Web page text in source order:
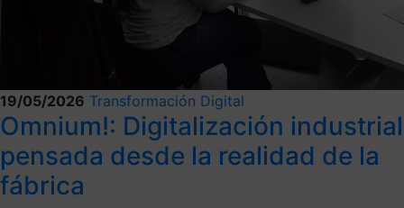
19/05/2026 Transformación Digital
Omnium!: Digitalización industrial
pensada desde la realidad de la
fábrica